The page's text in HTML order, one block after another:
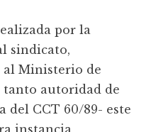
por la
sindicato,
Ministerio de
tanto autoridad de
del CCT 60/89- este
instancia